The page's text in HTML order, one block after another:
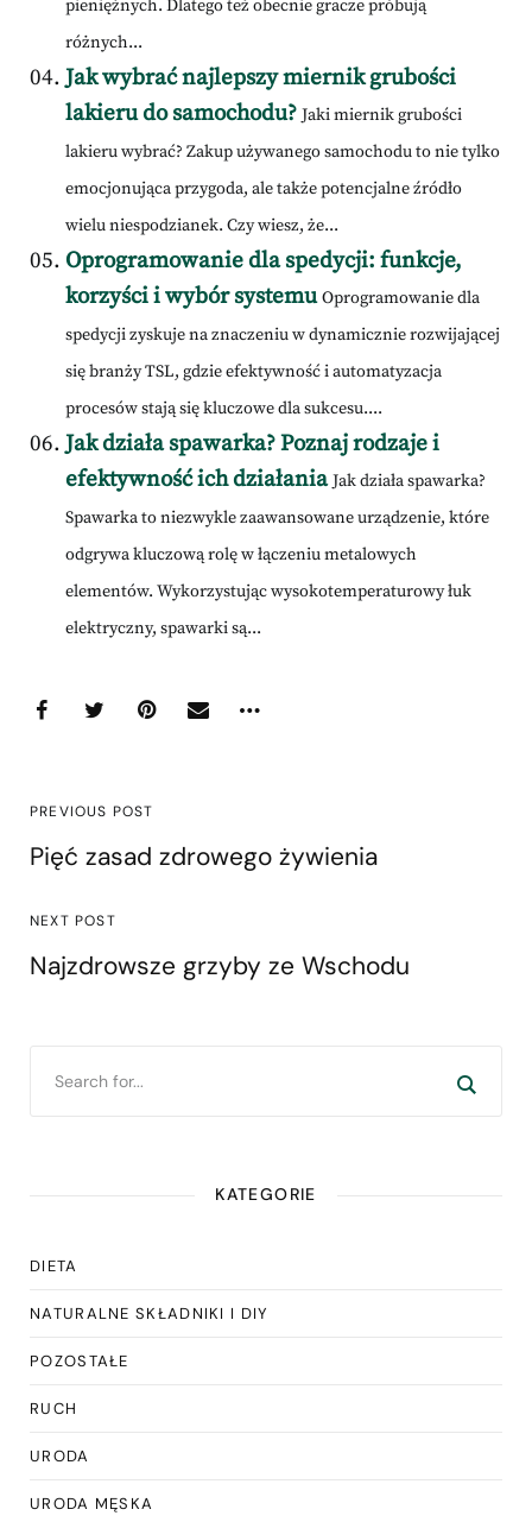
pieniężnych. Dlatego też obecnie gracze próbują
różnych...
Jak wybrać najlepszy miernik grubości
lakieru do samochodu? Jaki miernik grubości
lakieru wybrać? Zakup używanego samochodu to nie tylko
emocjonująca przygoda, ale także potencjalne źródło
wielu niespodzianek. Czy wiesz, że...
Oprogramowanie dla spedycji: funkcje,
korzyści i wybór systemu Oprogramowanie dla
spedycji zyskuje na znaczeniu w dynamicznie rozwijającej
się branży TSL, gdzie efektywność i automatyzacja
procesów stają się kluczowe dla sukcesu....
Jak działa spawarka? Poznaj rodzaje i
efektywność ich działania Jak działa spawarka?
Spawarka to niezwykle zaawansowane urządzenie, które
odgrywa kluczową rolę w łączeniu metalowych
elementów. Wykorzystując wysokotemperaturowy łuk
elektryczny, spawarki są...
PREVIOUS POST
Pięć zasad zdrowego żywienia
NEXT POST
Najzdrowsze grzyby ze Wschodu
KATEGORIE
DIETA
NATURALNE SKŁADNIKI I DIY
POZOSTAŁE
RUCH
URODA
URODA MĘSKA